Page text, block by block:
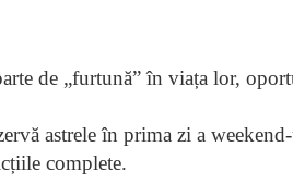
astrele în prima zi a
complete.